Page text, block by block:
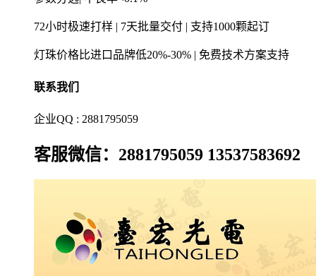
72小时极速打样 | 7天批量交付 | 支持1000颗起订
灯珠价格比进口品牌低20%-30% | 免费技术方案支持
联系我们
企业QQ : 2881795059
客服微信：2881795059 13537583692